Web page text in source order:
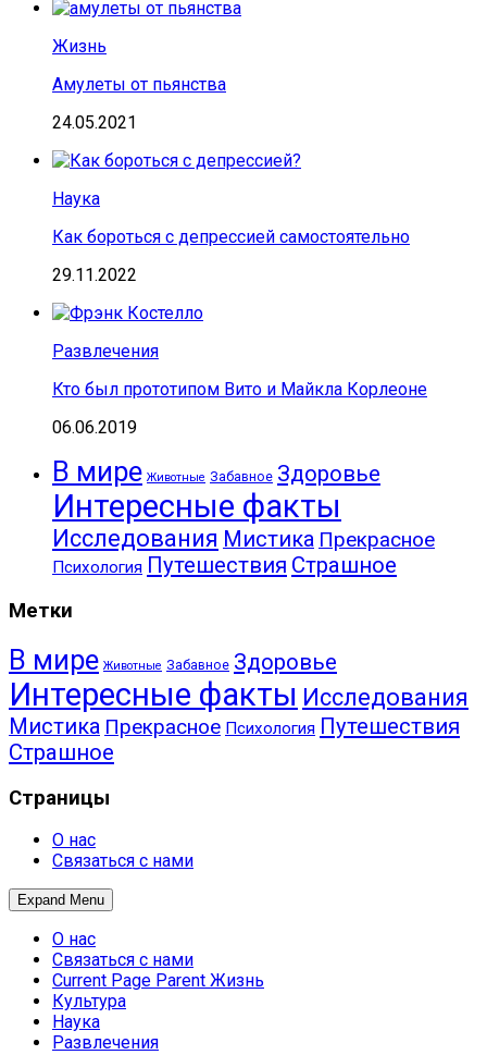
Жизнь
Амулеты от пьянства
24.05.2021
Наука
Как бороться с депрессией самостоятельно
29.11.2022
Развлечения
Кто был прототипом Вито и Майкла Корлеоне
06.06.2019
В мире Животные Забавное Здоровье
Интересные факты
Исследования Мистика Прекрасное
Психология Путешествия Страшное
Метки
В мире Животные Забавное Здоровье
Интересные факты Исследования
Мистика Прекрасное Психология Путешествия
Страшное
Страницы
О нас
Связаться с нами
Expand Menu
О нас
Связаться с нами
Current Page Parent Жизнь
Культура
Наука
Развлечения